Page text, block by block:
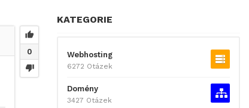
0
KATEGORIE
Webhosting
6272 Otázek
Domény
3427 Otázek